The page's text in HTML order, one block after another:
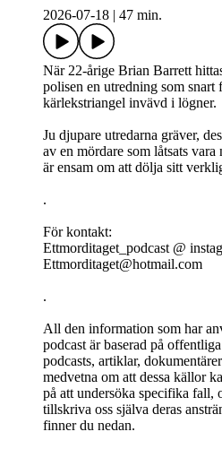
2026-07-18
47 min.
När 22‑årige Brian Barrett
polisen en utredning som snart
kärlekstriangel invävd i lögner.
Ju djupare utredarna gräver,
av en mördare som låtsats
är ensam om att dölja sitt
.
För kontakt:
Ettmorditaget_podcast @
Ettmorditaget@hotmail.com
.
All den information som har
podcast är baserad på
podcasts, artiklar,
medvetna om att dessa källor
på att undersöka specifika fall,
tillskriva oss själva deras
finner du nedan.